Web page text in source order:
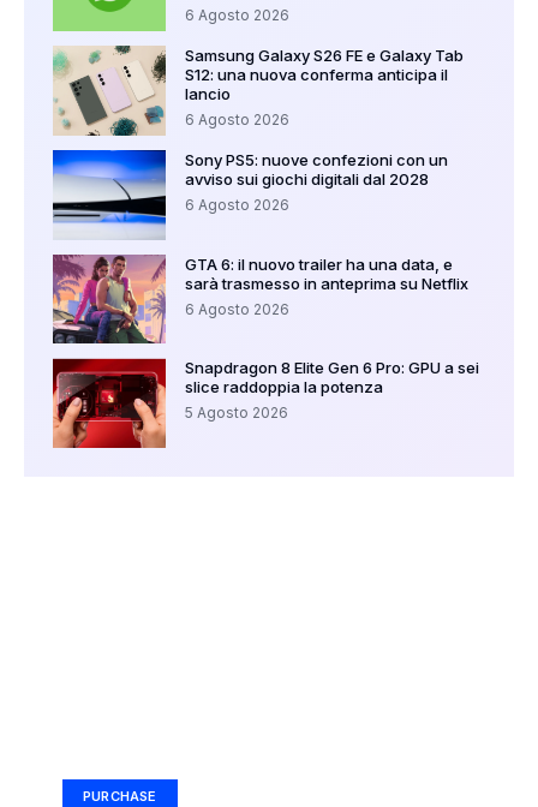
6 Agosto 2026
Samsung Galaxy S26 FE e Galaxy Tab
S12: una nuova conferma anticipa il
lancio
6 Agosto 2026
Sony PS5: nuove confezioni con un
avviso sui giochi digitali dal 2028
6 Agosto 2026
GTA 6: il nuovo trailer ha una data, e
sarà trasmesso in anteprima su Netflix
6 Agosto 2026
Snapdragon 8 Elite Gen 6 Pro: GPU a sei
slice raddoppia la potenza
5 Agosto 2026
PURCHASE